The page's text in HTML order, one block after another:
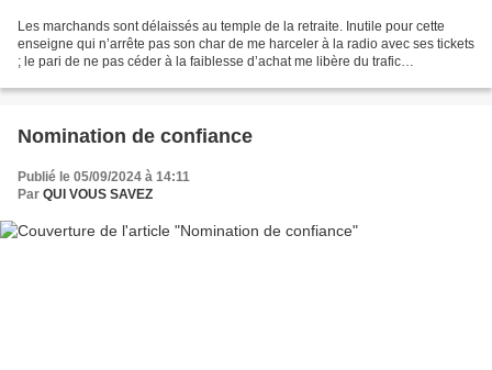
Les marchands sont délaissés au temple de la retraite. Inutile pour cette
enseigne qui n’arrête pas son char de me harceler à la radio avec ses tickets
; le pari de ne pas céder à la faiblesse d’achat me libère du trafic
Nomination de confiance
Publié le 05/09/2024 à 14:11
Par QUI VOUS SAVEZ